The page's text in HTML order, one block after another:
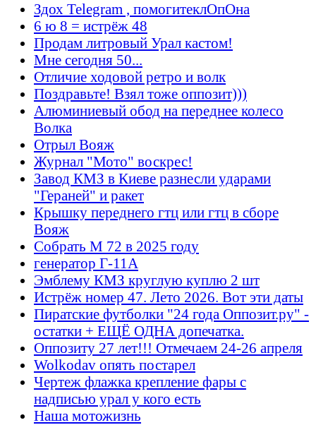
Здох Telegram , помогитеклОпОна
6 ю 8 = истрёж 48
Продам литровый Урал кастом!
Мне сегодня 50...
Отличие ходовой ретро и волк
Поздравьте! Взял тоже оппозит)))
Алюминиевый обод на переднее колесо
Волка
Отрыл Вояж
Журнал "Мото" воскрес!
Завод КМЗ в Киеве разнесли ударами
"Гераней" и ракет
Крышку переднего гтц или гтц в сборе
Вояж
Собрать М 72 в 2025 году
генератор Г-11А
Эмблему КМЗ круглую куплю 2 шт
Истрёж номер 47. Лето 2026. Вот эти даты
Пиратские футболки "24 года Оппозит.ру" -
остатки + ЕЩЁ ОДНА допечатка.
Оппозиту 27 лет!!! Отмечаем 24-26 апреля
Wolkodav опять постарел
Чертеж флажка крепление фары с
надписью урал у кого есть
Наша мотожизнь